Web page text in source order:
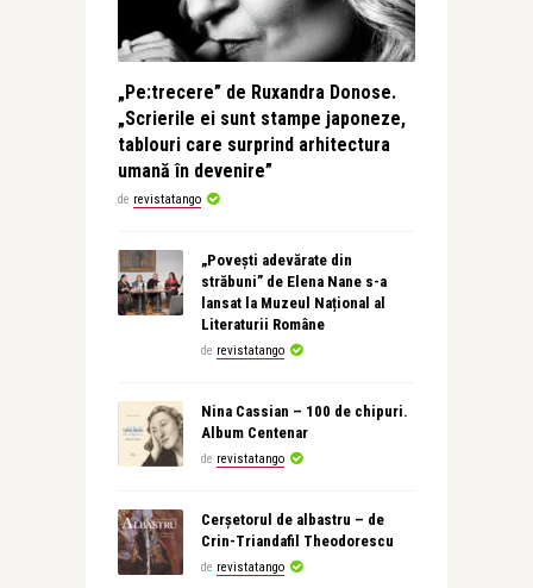
„Pe:trecere” de Ruxandra Donose.
„Scrierile ei sunt stampe japoneze,
tablouri care surprind arhitectura
umană în devenire”
de revistatango
„Povești adevărate din
străbuni” de Elena Nane s-a
lansat la Muzeul Național al
Literaturii Române
de revistatango
Nina Cassian – 100 de chipuri.
Album Centenar
de revistatango
Cerșetorul de albastru – de
Crin-Triandafil Theodorescu
de revistatango